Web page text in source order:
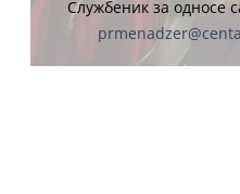
Службеник за односе